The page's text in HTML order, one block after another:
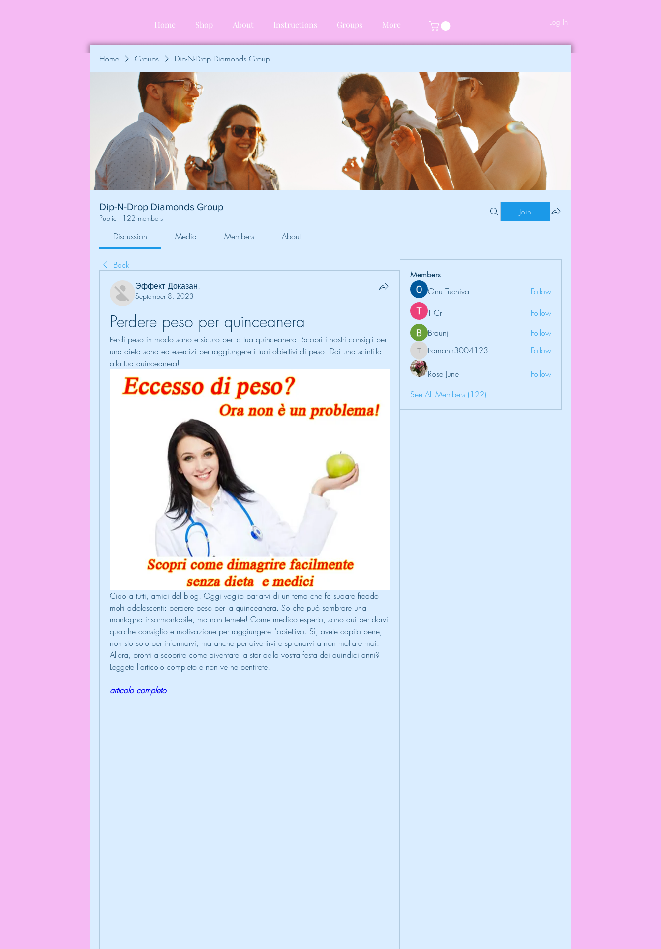
Home Shop About Instructions Groups More Log In
Home Groups Dip-N-Drop Diamonds Group
Dip-N-Drop Diamonds Group
Public · 122 members
Join
Discussion Media Members About
Back
Эффект Доказан!
September 8, 2023
Perdere peso per quinceanera
Perdi peso in modo sano e sicuro per la tua quinceanera! Scopri i nostri consigli per
una dieta sana ed esercizi per raggiungere i tuoi obiettivi di peso. Dai una scintilla
alla tua quinceanera!
Ciao a tutti, amici del blog! Oggi voglio parlarvi di un tema che fa sudare freddo
molti adolescenti: perdere peso per la quinceanera. So che può sembrare una
montagna insormontabile, ma non temete! Come medico esperto, sono qui per darvi
qualche consiglio e motivazione per raggiungere l'obiettivo. Sì, avete capito bene,
non sto solo per informarvi, ma anche per divertirvi e spronarvi a non mollare mai.
Allora, pronti a scoprire come diventare la star della vostra festa dei quindici anni?
Leggete l'articolo completo e non ve ne pentirete!
articolo completo
Members
Onu Tuchiva
Follow
T Cr
Follow
Brdunj1
Follow
tramanh3004123
tramanh3004123 Follow
Rose June
Follow
See All Members (122)